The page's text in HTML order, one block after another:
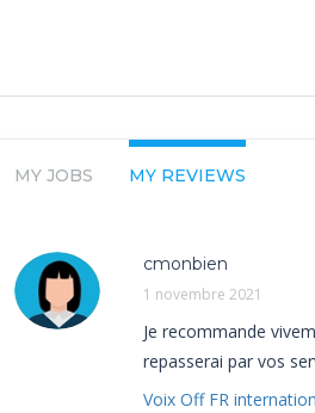
MY JOBS MY REVIEWS
cmonbien
1 novembre 2021
Je recommande
repasserai par vos
Voix Off FR